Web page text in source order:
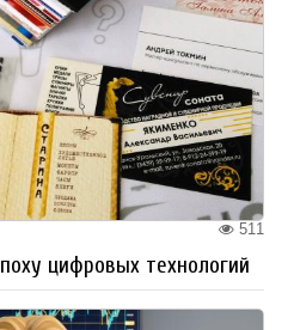
511
цифровых технологий